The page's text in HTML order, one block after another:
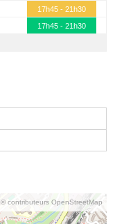
17h45 - 21h30
17h45 - 21h30
© contributeurs OpenStreetMap